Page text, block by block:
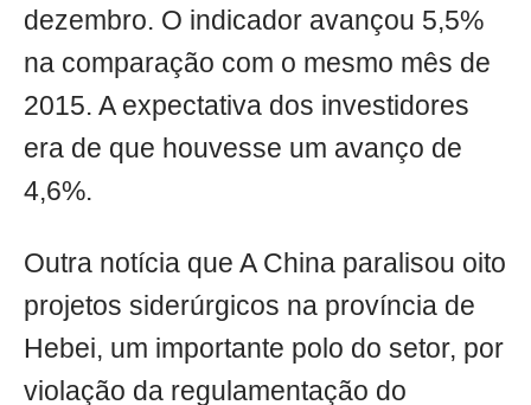
dezembro. O indicador avançou 5,5%
na comparação com o mesmo mês de
2015. A expectativa dos investidores
era de que houvesse um avanço de
4,6%.
Outra notícia que A China paralisou oito
projetos siderúrgicos na província de
Hebei, um importante polo do setor, por
violação da regulamentação do